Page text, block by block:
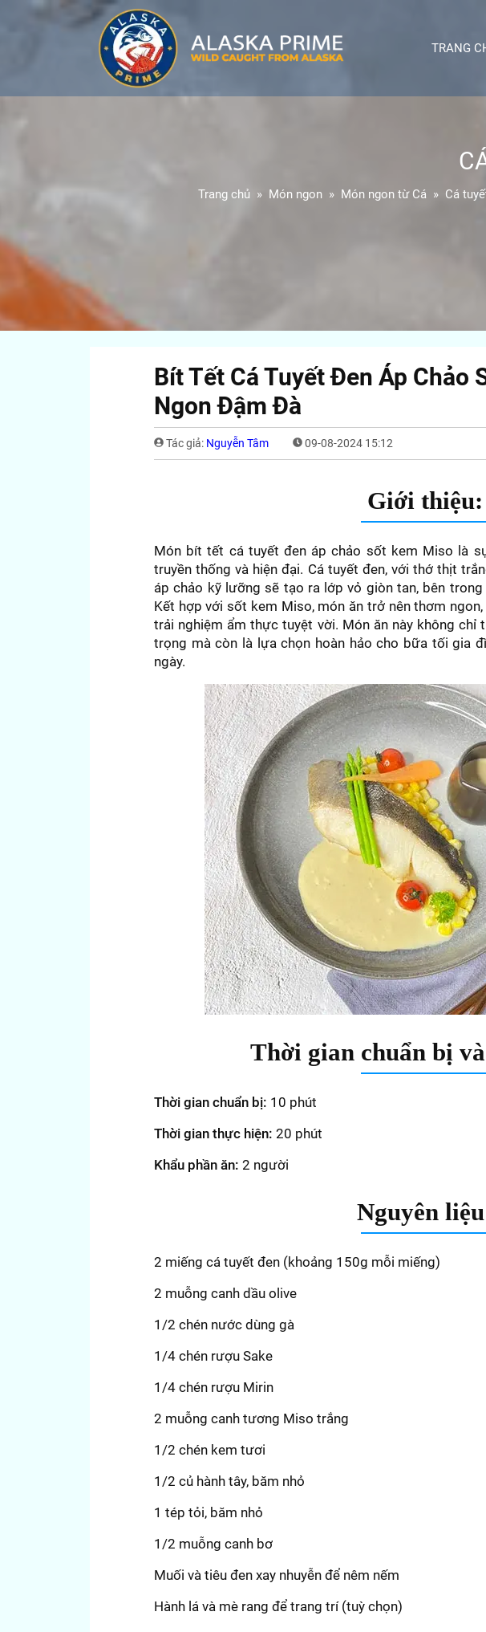
TRANG
Trang chủ Món ngon Món ngon từ Cá Cá
Bít Tết Cá Tuyết Đen Áp Chảo
Ngon Đậm Đà
Tác giả: Nguyễn Tâm 09-08-2024 15:12
Giới thiệu:
Món bít tết cá tuyết đen áp chảo sốt kem Miso là
truyền thống và hiện đại. Cá tuyết đen, với thớ thịt
áp chảo kỹ lưỡng sẽ tạo ra lớp vỏ giòn tan, bên
Kết hợp với sốt kem Miso, món ăn trở nên thơm
trải nghiệm ẩm thực tuyệt vời. Món ăn này không chỉ
trọng mà còn là lựa chọn hoàn hảo cho bữa tối gia
ngày.
Thời gian chuẩn bị
Thời gian chuẩn bị: 10 phút
Thời gian thực hiện: 20 phút
Khẩu phần ăn: 2 người
Nguyên
2 miếng cá tuyết đen (khoảng 150g mỗi miếng)
2 muỗng canh dầu olive
1/2 chén nước dùng gà
1/4 chén rượu Sake
1/4 chén rượu Mirin
2 muỗng canh tương Miso trắng
1/2 chén kem tươi
1/2 củ hành tây, băm nhỏ
1 tép tỏi, băm nhỏ
1/2 muỗng canh bơ
Muối và tiêu đen xay nhuyễn để nêm nếm
Hành lá và mè rang để trang trí (tuỳ chọn)